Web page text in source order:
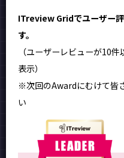
ITreview Gridでユーザー
す。
（ユーザーレビューが10
表示）
※次回のAwardにむけて皆
い